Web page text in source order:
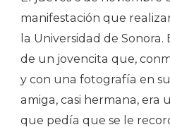
manifestación que
la Universidad de
de un jovencita que,
y con una fotografía en
amiga, casi hermana, era
que pedía que se le